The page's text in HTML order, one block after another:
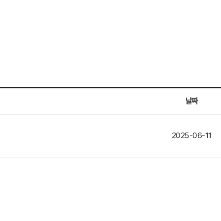
날짜
2025-06-11